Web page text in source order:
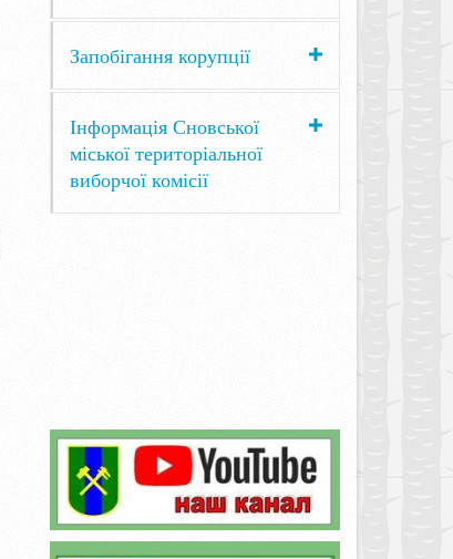
Запобігання корупції
Інформація Сновської
міської територіальної
виборчої комісії